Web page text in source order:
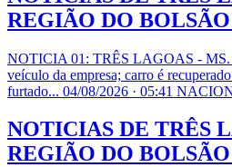
REGIÃO DO
NOTICIA 01: TRÊS LAGOAS - MS.
veículo da empresa; carro é
furtado... 04/08/2026 · 05:41
NOTICIAS DE TRÊS
REGIÃO DO